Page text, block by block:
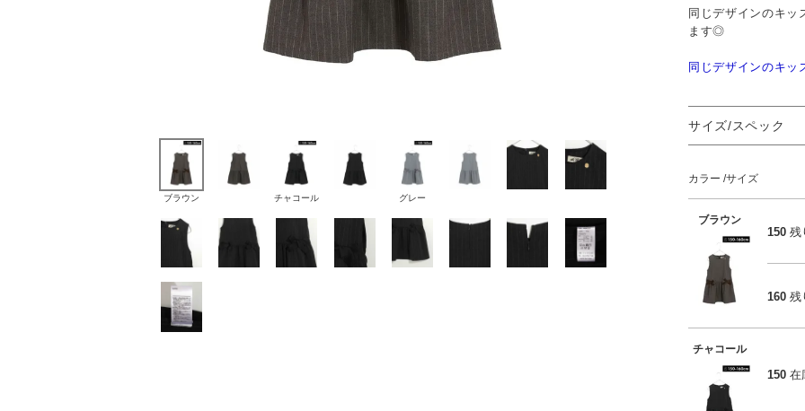
ブラウン チャコール グレー
同じデザインのキッ
ます◎
同じデザインのキッ
サイズ/スペック
カラー サイズ
ブラウン
150 残
160 残
チャコール
150 在